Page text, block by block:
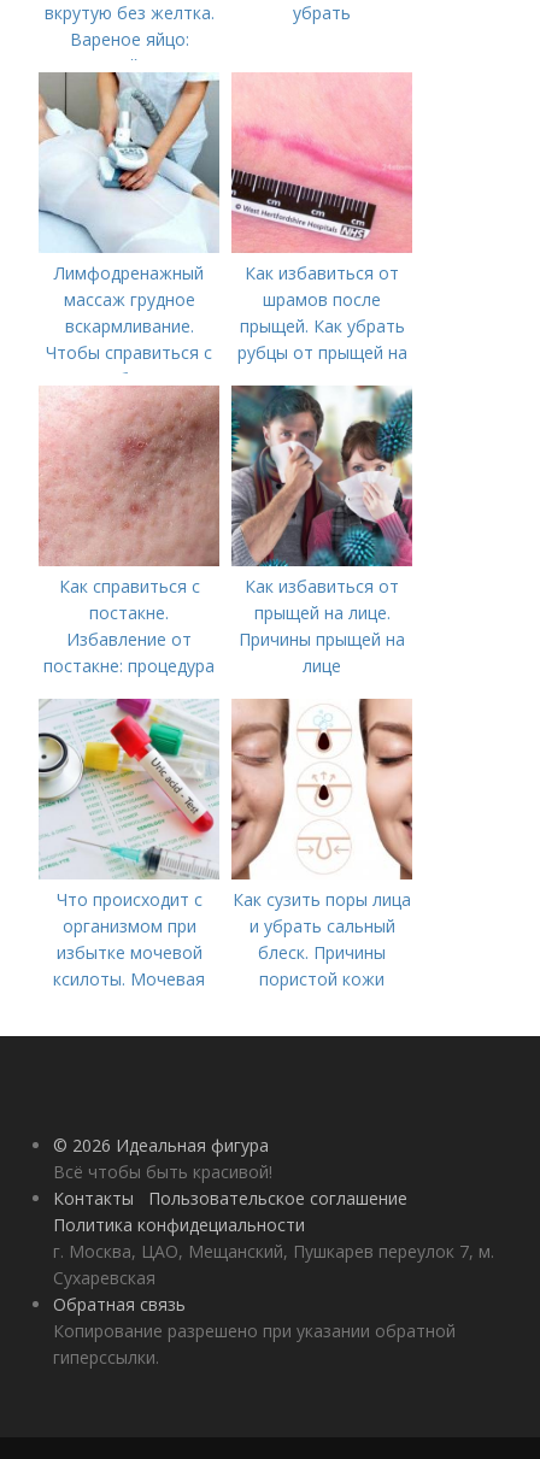
вкрутую без желтка.
Вареное яйцо:
калорийность
убрать
Лимфодренажный
массаж грудное
вскармливание.
Чтобы справиться с
нагрубанием,
необходимо
предпринять
следующие действия:
Как избавиться от
шрамов после
прыщей. Как убрать
рубцы от прыщей на
Как справиться с
постакне.
Избавление от
постакне: процедура
Как избавиться от
прыщей на лице.
Причины прыщей на
лице
Что происходит с
организмом при
избытке мочевой
ксилоты. Мочевая
норма и отклонения
Как сузить поры лица
и убрать сальный
блеск. Причины
пористой кожи
© 2026 Идеальная фигура
Всё чтобы быть красивой!
Контакты
Пользовательское соглашение
Политика конфидециальности
г. Москва, ЦАО, Мещанский, Пушкарев переулок 7, м.
Сухаревская
Обратная связь
Копирование разрешено при указании обратной
гиперссылки.